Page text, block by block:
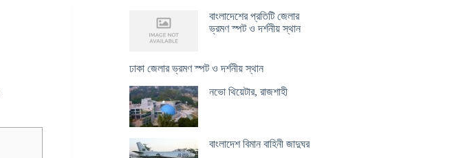
বাংলাদেশের প্রতিটি জেলার
ভ্রমণ স্পট ও দর্শনীয় স্থান
ঢাকা জেলার ভ্রমণ স্পট ও দর্শনীয় স্থান
নভো থিয়েটার, রাজশাহী
বাংলাদেশ বিমান বাহিনী জাদুঘর